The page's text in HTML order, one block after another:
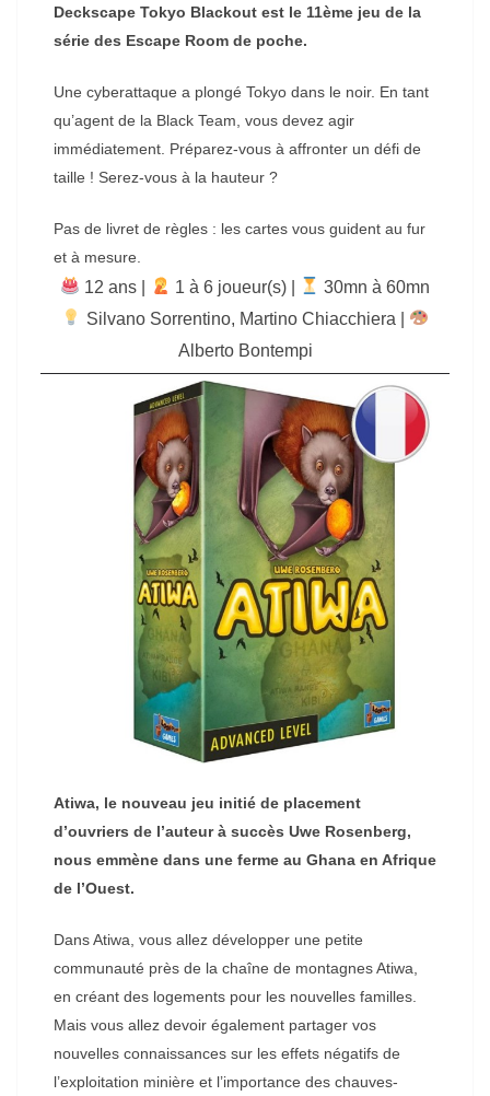
Deckscape Tokyo Blackout est le 11ème jeu de la
série des Escape Room de poche.
Une cyberattaque a plongé Tokyo dans le noir. En tant
qu’agent de la Black Team, vous devez agir
immédiatement. Préparez-vous à affronter un défi de
taille ! Serez-vous à la hauteur ?
Pas de livret de règles : les cartes vous guident au fur
et à mesure.
12 ans | ‍ 1 à 6 joueur(s) |
30mn à 60mn
Silvano Sorrentino, Martino Chiacchiera
Alberto Bontempi
Atiwa, le nouveau jeu initié de placement
d’ouvriers de l’auteur à succès Uwe Rosenberg,
nous emmène dans une ferme au Ghana en Afrique
de l’Ouest.
Dans Atiwa, vous allez développer une petite
communauté près de la chaîne de montagnes Atiwa,
en créant des logements pour les nouvelles familles.
Mais vous allez devoir également partager vos
nouvelles connaissances sur les effets négatifs de
l’exploitation minière et l’importance des chauves-